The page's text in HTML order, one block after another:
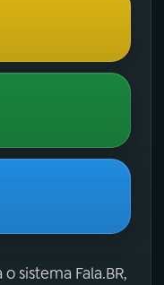
sistema Fala.BR,